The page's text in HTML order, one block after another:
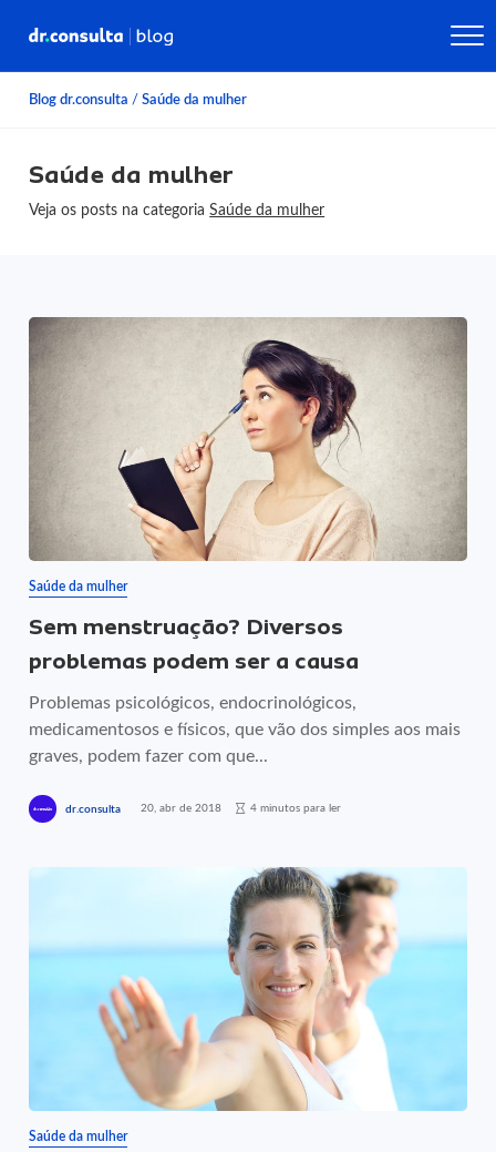
Blog dr.consulta / Saúde da mulher
Saúde da mulher
Veja os posts na categoriaSaúde da mulher
Saúde da mulher
Sem menstruação? Diversos
problemas podem ser a causa
Problemas psicológicos, endocrinológicos,
medicamentosos e físicos, que vão dos simples aos mais
graves, podem fazer com que...
dr.consulta 20, abr de 2018 4 minutos para ler
Saúde da mulher